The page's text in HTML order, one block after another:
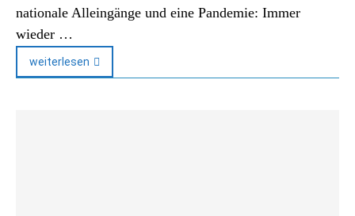
nationale Alleingänge und eine Pandemie: Immer
wieder …
weiterlesen